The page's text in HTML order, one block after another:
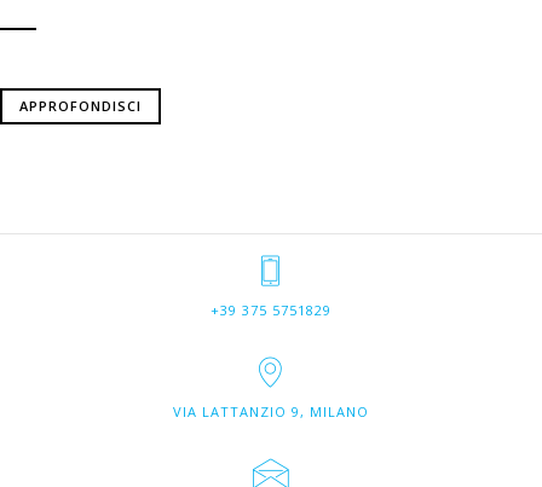
APPROFONDISCI
+39 375 5751829
VIA LATTANZIO 9, MILANO